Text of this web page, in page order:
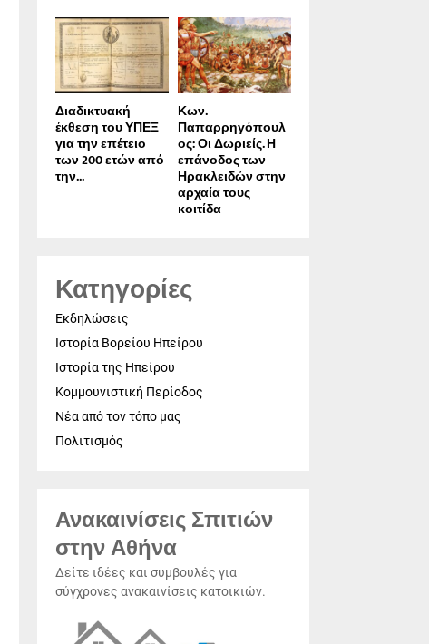
Διαδικτυακή
έκθεση του ΥΠΕΞ
για την επέτειο
των 200 ετών από
την...
Κων.
Παπαρρηγόπουλ
ος: Οι Δωριείς. Η
επάνοδος των
Ηρακλειδών στην
αρχαία τους
κοιτίδα
Κατηγορίες
Εκδηλώσεις
Ιστορία Βορείου Ηπείρου
Ιστορία της Ηπείρου
Κομμουνιστική Περίοδος
Νέα από τον τόπο μας
Πολιτισμός
Ανακαινίσεις Σπιτιών
στην Αθήνα
Δείτε ιδέες και συμβουλές για
σύγχρονες ανακαινίσεις κατοικιών.